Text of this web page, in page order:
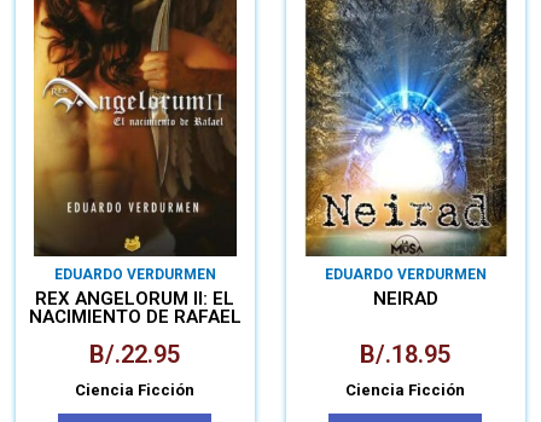
EDUARDO VERDURMEN
REX ANGELORUM II: EL
NACIMIENTO DE RAFAEL
B/.22.95
Ciencia Ficción
EDUARDO VERDURMEN
NEIRAD
B/.18.95
Ciencia Ficción